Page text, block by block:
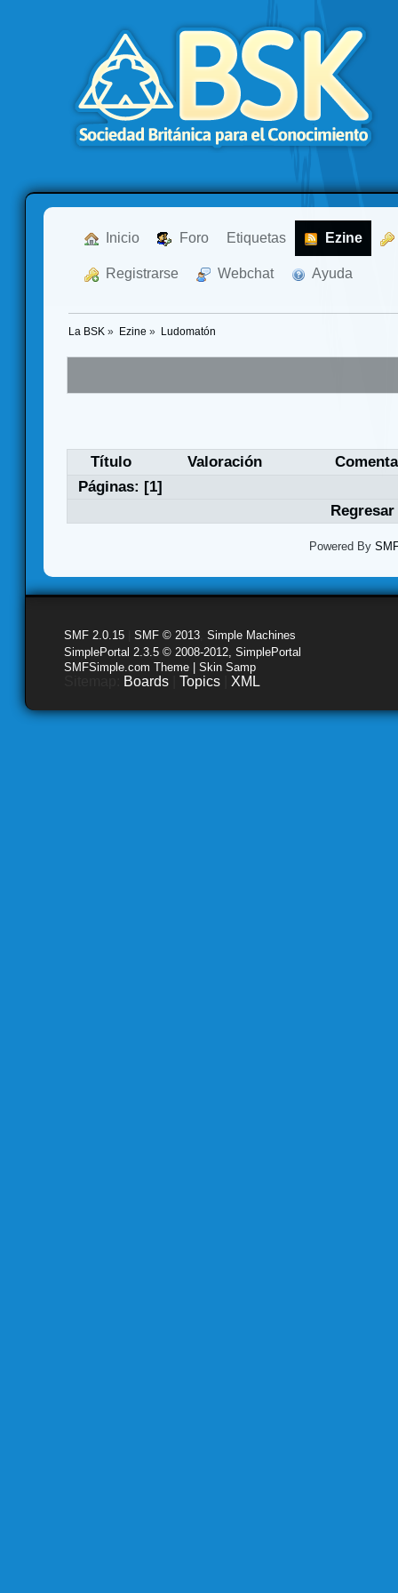
Inicio Foro Etiquetas Ezine
Registrarse Webchat Ayuda
La BSK » Ezine » Ludomatón
Título Valoración
Páginas: [1]
Powered By
SMF 2.0.15 SMF © 2013 Simple Machines
SimplePortal 2.3.5 © 2008-2012, SimplePortal
SMFSimple.com Theme | Skin Samp
Boards Topics XML